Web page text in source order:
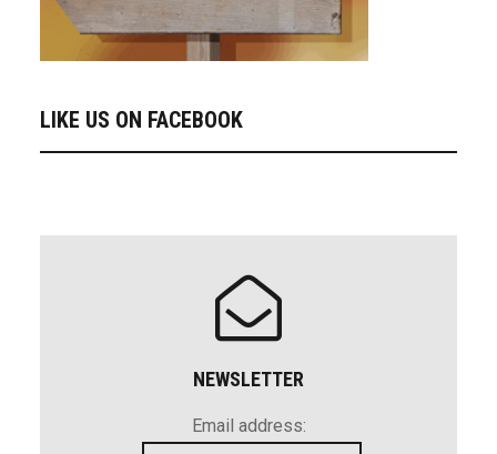
LIKE US ON FACEBOOK
NEWSLETTER
Email address: